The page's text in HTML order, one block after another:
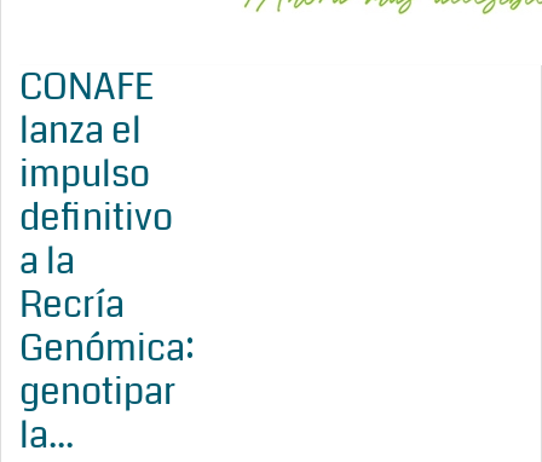
CONAFE
lanza el
impulso
definitivo
a la
Recría
Genómica:
genotipar
la...